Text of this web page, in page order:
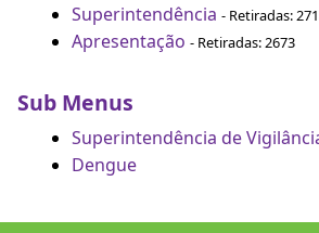
Superintendência - Retiradas:
Apresentação - Retiradas: 2673
Sub Menus
Superintendência de
Dengue